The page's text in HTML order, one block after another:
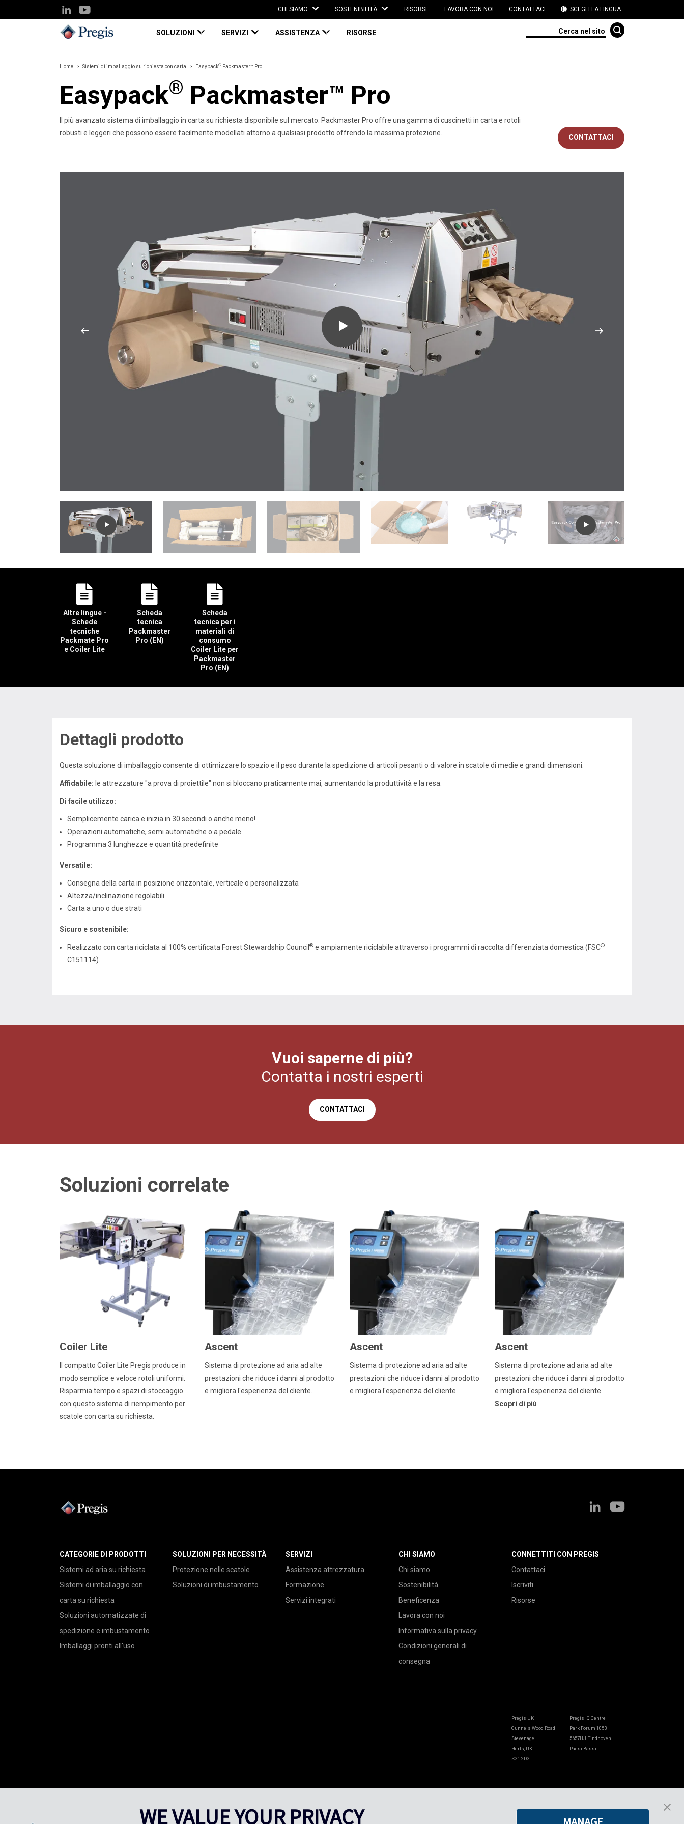
CHI SIAMO SOSTENIBILITÀ RISORSE LAVORA CON NOI CONTATTACI SCEGLI LA LINGUA
SOLUZIONI SERVIZI ASSISTENZA RISORSE
Home Sistemi di imballaggio su richiesta con carta Easypack® Packmaster™ Pro
Easypack® Packmaster™ Pro
Il più avanzato sistema di imballaggio in carta su richiesta disponibile sul mercato. Packmaster Pro offre una gamma di cuscinetti in carta e rotoli
robusti e leggeri che possono essere facilmente modellati attorno a qualsiasi prodotto offrendo la massima protezione.
CONTATTACI
Altre lingue -
Schede
tecniche
Packmate Pro
e Coiler Lite
Scheda
tecnica
Packmaster
Pro (EN)
Scheda
tecnica per i
materiali di
consumo
Coiler Lite per
Packmaster
Pro (EN)
Dettagli prodotto
Questa soluzione di imballaggio consente di ottimizzare lo spazio e il peso durante la spedizione di articoli pesanti o di valore in scatole di medie e grandi dimensioni.
Affidabile: le attrezzature "a prova di proiettile" non si bloccano praticamente mai, aumentando la produttività e la resa.
Di facile utilizzo:
Semplicemente carica e inizia in 30 secondi o anche meno!
Operazioni automatiche, semi automatiche o a pedale
Programma 3 lunghezze e quantità predefinite
Versatile:
Consegna della carta in posizione orizzontale, verticale o personalizzata
Altezza/inclinazione regolabili
Carta a uno o due strati
Sicuro e sostenibile:
Realizzato con carta riciclata al 100% certificata Forest Stewardship Council ® e ampiamente riciclabile attraverso i programmi di raccolta differenziata domestica (FSC®
C151114).
Vuoi saperne di più?
Contatta i nostri esperti
CONTATTACI
Soluzioni correlate
Coiler Lite
Il compatto Coiler Lite Pregis produce in
modo semplice e veloce rotoli uniformi.
Risparmia tempo e spazi di stoccaggio
con questo sistema di riempimento per
scatole con carta su richiesta.
Ascent
Sistema di protezione ad aria ad alte
prestazioni che riduce i danni al prodotto
e migliora l'esperienza del cliente.
Ascent
Sistema di protezione ad aria ad alte
prestazioni che riduce i danni al prodotto
e migliora l'esperienza del cliente.
Ascent
Sistema di protezione ad aria ad alte
prestazioni che riduce i danni al prodotto
e migliora l'esperienza del cliente.
Scopri di più
CATEGORIE DI PRODOTTI
Sistemi ad aria su richiesta
Sistemi di imballaggio con
carta su richiesta
Soluzioni automatizzate di
spedizione e imbustamento
Imballaggi pronti all'uso
SOLUZIONI PER NECESSITÀ
Protezione nelle scatole
Soluzioni di imbustamento
SERVIZI
Assistenza attrezzatura
Formazione
Servizi integrati
CHI SIAMO
Chi siamo
Sostenibilità
Beneficenza
Lavora con noi
Informativa sulla privacy
Condizioni generali di
consegna
CONNETTITI CON PREGIS
Contattaci
Iscriviti
Risorse
Pregis UK
Gunnels Wood Road
Stevenage
Herts, UK
SG1 2DG
Pregis IQ Centre
Park Forum 1053
5657HJ Eindhoven
Paesi Bassi
40789 Monheim am Rhein
WE VALUE YOUR PRIVACY